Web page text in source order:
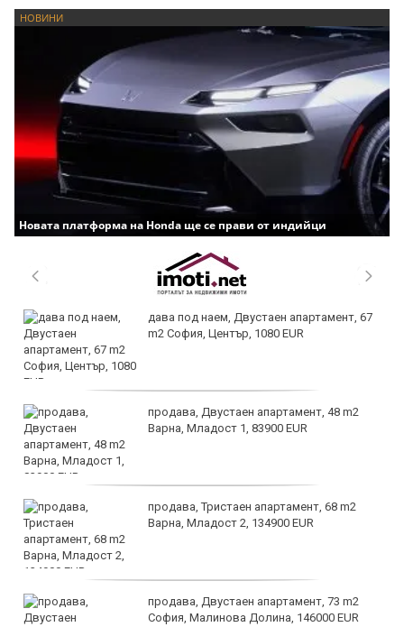
НОВИНИ
Новата платформа на Honda ще се прави от индийци
дава под наем, Двустаен апартамент, 67
m2 София, Център, 1080 EUR
продава, Двустаен апартамент, 48 m2
Варна, Младост 1, 83900 EUR
продава, Тристаен апартамент, 68 m2
Варна, Младост 2, 134900 EUR
продава, Двустаен апартамент, 73 m2
София, Малинова Долина, 146000 EUR